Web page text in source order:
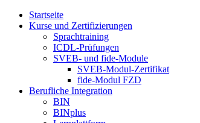
Startseite
Kurse und Zertifizierungen
Sprachtraining
ICDL-Prüfungen
SVEB- und fide-Module
SVEB-Modul-Zertifikat
fide-Modul FZD
Berufliche Integration
BIN
BINplus